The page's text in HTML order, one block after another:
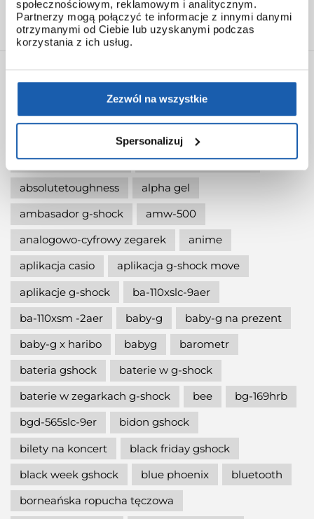
społecznościowym, reklamowym i analitycznym.
Partnerzy mogą połączyć te informacje z innymi danymi
otrzymanymi od Ciebie lub uzyskanymi podczas
korzystania z ich usług.
Zezwól na wszystkie
Spersonalizuj
Średnia ocen5/ 5. Ilość wszystkich ocen:7
TAGI
7 letnia bateria
absolute toughness
absolutet toughness
absolutetoughness
alpha gel
ambasador g-shock
amw-500
analogowo-cyfrowy zegarek
anime
aplikacja casio
aplikacja g-shock move
aplikacje g-shock
ba-110xslc-9aer
ba-110xsm -2aer
baby-g
baby-g na prezent
baby-g x haribo
babyg
barometr
bateria gshock
baterie w g-shock
baterie w zegarkach g-shock
bee
bg-169hrb
bgd-565slc-9er
bidon gshock
bilety na koncert
black friday gshock
black week gshock
blue phoenix
bluetooth
borneańska ropucha tęczowa